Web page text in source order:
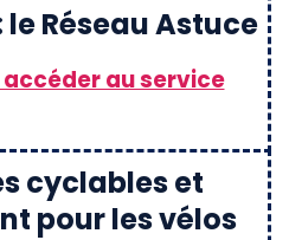
Réseau Astuce
au service
cyclables et
pour les vélos